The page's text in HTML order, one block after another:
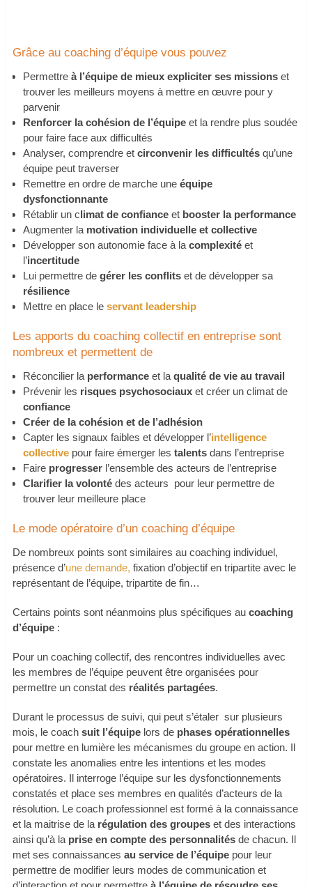
Grâce au coaching d’équipe vous pouvez
Permettre à l’équipe de mieux expliciter ses missionset
trouver les meilleurs moyens à mettre en œuvre pour y
parvenir
Renforcer la cohésion de l’équipeet la rendre plus soudée
pour faire face aux difficultés
Analyser, comprendre et circonvenir les difficultésqu’une
équipe peut traverser
Remettre en ordre de marche une équipe
dysfonctionnante
Rétablir un climat de confianceet booster la performance
Augmenter la motivation individuelle et collective
Développer son autonomie face à la complexitéet
l’incertitude
Lui permettre de gérer les conflitset de développer sa
résilience
Mettre en place le servant leadership
Les apports du coaching collectif en entreprise sont
nombreux et permettent de
Réconcilier la performanceet la qualité de vie au travail
Prévenir les risques psychosociauxet créer un climat de
confiance
Créer de la cohésion et de l’adhésion
Capter les signaux faibles et développer l’intelligence
collectivepour faire émerger les talentsdans l’entreprise
Faire progresserl’ensemble des acteurs de l’entreprise
Clarifier la volontédes acteurs pour leur permettre de
trouver leur meilleure place
Le mode opératoire d’un coaching d’équipe
De nombreux points sont similaires au coaching individuel,
présence d’une demande, fixation d’objectif en tripartite avec le
représentant de l’équipe, tripartite de fin…
Certains points sont néanmoins plus spécifiques au coaching
d’équipe:
Pour un coaching collectif, des rencontres individuelles avec
les membres de l’équipe peuvent être organisées pour
permettre un constat des réalités partagées.
Durant le processus de suivi, qui peut s’étaler sur plusieurs
mois, le coach suit l’équipelors de phases opérationnelles
pour mettre en lumière les mécanismes du groupe en action. Il
constate les anomalies entre les intentions et les modes
opératoires. Il interroge l’équipe sur les dysfonctionnements
constatés et place ses membres en qualités d’acteurs de la
résolution. Le coach professionnel est formé à la connaissance
et la maitrise de la régulation des groupeset des interactions
ainsi qu’à la prise en compte des personnalitésde chacun. Il
met ses connaissances au service de l’équipepour leur
permettre de modifier leurs modes de communication et